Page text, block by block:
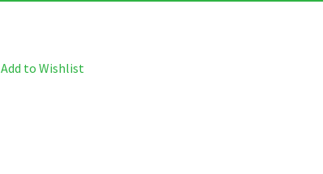
Add to Wishlist